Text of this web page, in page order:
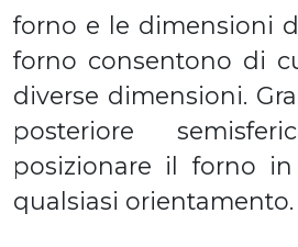
forno e le dimensioni
forno consentono di
diverse dimensioni.
posteriore
posizionare il forno
qualsiasi orientamento.